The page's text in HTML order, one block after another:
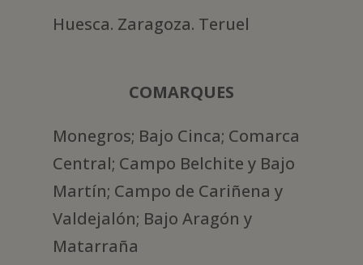
Huesca. Zaragoza. Teruel
COMARQUES
Monegros; Bajo Cinca; Comarca
Central; Campo Belchite y Bajo
Martín; Campo de Cariñena y
Valdejalón; Bajo Aragón y
Matarraña